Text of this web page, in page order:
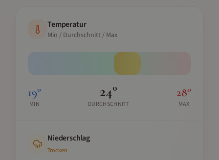
Temperatur
Min / Durchschnitt / Max
19°
MIN
24°
DURCHSCHNITT
28°
MAX
Niederschlag
Trocken